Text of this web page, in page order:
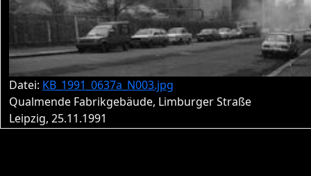
Datei: KB_1991_0637a_N003.jpg
Qualmende Fabrikgebäude, Limburger Straße
Leipzig, 25.11.1991